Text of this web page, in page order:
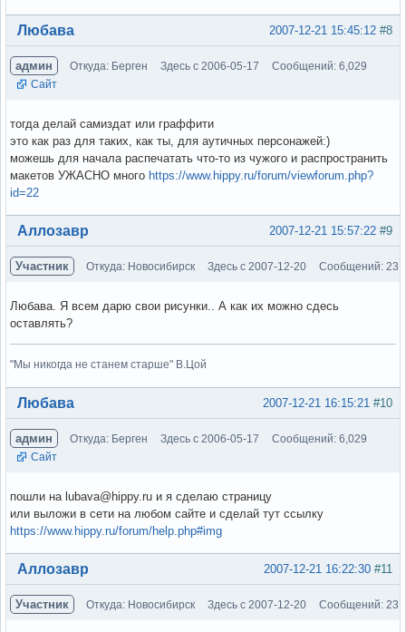
Вне форума #8
2007-12-21 15:45:12
Любава
админ Откуда: Берген Здесь с 2006-05-17
Сообщений: 6,029
Сайт
тогда делай самиздат или граффити
это как раз для таких, как ты, для аутичных персонажей:)
можешь для начала распечатать что-то из чужого и распространить
макетов УЖАСНО много https://www.hippy.ru/forum/viewforum.php?
id=22
Вне форума #9
2007-12-21 15:57:22
Аллозавр
Участник Откуда: Новосибирск Здесь с 2007-12-20 Сообщений: 23
Любава. Я всем дарю свои рисунки.. А как их можно сдесь
оставлять?
"Мы никогда не станем старше" В.Цой
Вне форума #10
2007-12-21 16:15:21
Любава
админ Откуда: Берген Здесь с 2006-05-17
Сообщений: 6,029
Сайт
пошли на lubava@hippy.ru и я сделаю страницу
или выложи в сети на любом сайте и сделай тут ссылку
https://www.hippy.ru/forum/help.php#img
Вне форума #11
2007-12-21 16:22:30
Аллозавр
Участник Откуда: Новосибирск Здесь с 2007-12-20 Сообщений: 23